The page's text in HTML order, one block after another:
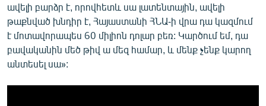
ավելի բարձր է, որովհետև սա լատենտային, ավելի
թաքնված խնդիր է, Հայաստանի ՀՆԱ-ի վրա դա կազմում
է մոտավորապես 60 միլիոն դոլար բեռ: Կարծում եմ, դա
բավականին մեծ թիվ ա մեզ համար, և մենք չենք կարող
անտեսել սա»: